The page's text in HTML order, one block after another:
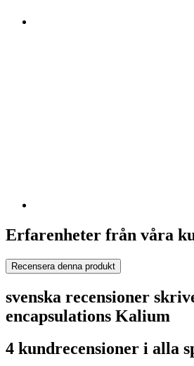
Erfarenheter från våra
Recensera denna produkt
svenska recensioner
encapsulations Kalium
4 kundrecensioner i alla